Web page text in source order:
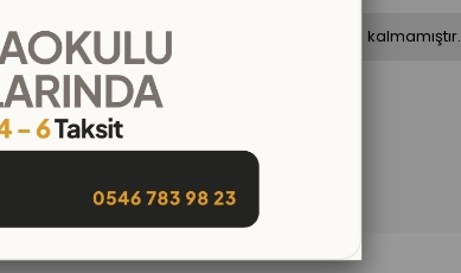
Ürün stoklarımızda kalmamıştır.
Tavsiye Et Yorum Yaz
(0)